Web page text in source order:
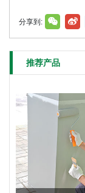
分享到:
推荐产品